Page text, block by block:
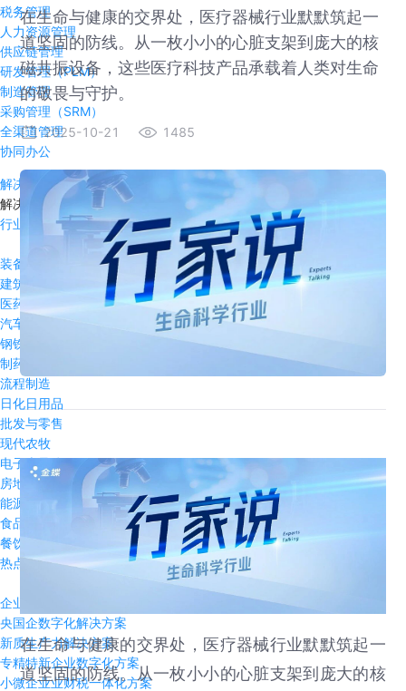
税务管理
人力资源管理
供应链管理
研发管理（PLM）
制造管理
采购管理（SRM）
全渠道管理
协同办公
解决方案
解决方案
行业方案
装备制造
建筑行业
医药流通
汽车及零部件
钢铁冶金
制药行业
流程制造
日化日用品
批发与零售
现代农牧
电子半导体
房地产行业
能源与资源
食品饮料
餐饮行业
热点方案
企业出海数字化方案
央国企数字化解决方案
新质生产力解决方案
专精特新企业数字化方案
小微企业业财税一体化方案
在生命与健康的交界处，医疗器械行业默默筑起一
道坚固的防线。从一枚小小的心脏支架到庞大的核
磁共振设备，这些医疗科技产品承载着人类对生命
的敬畏与守护。
2025-10-21 1485
在生命与健康的交界处，医疗器械行业默默筑起一
道坚固的防线。从一枚小小的心脏支架到庞大的核